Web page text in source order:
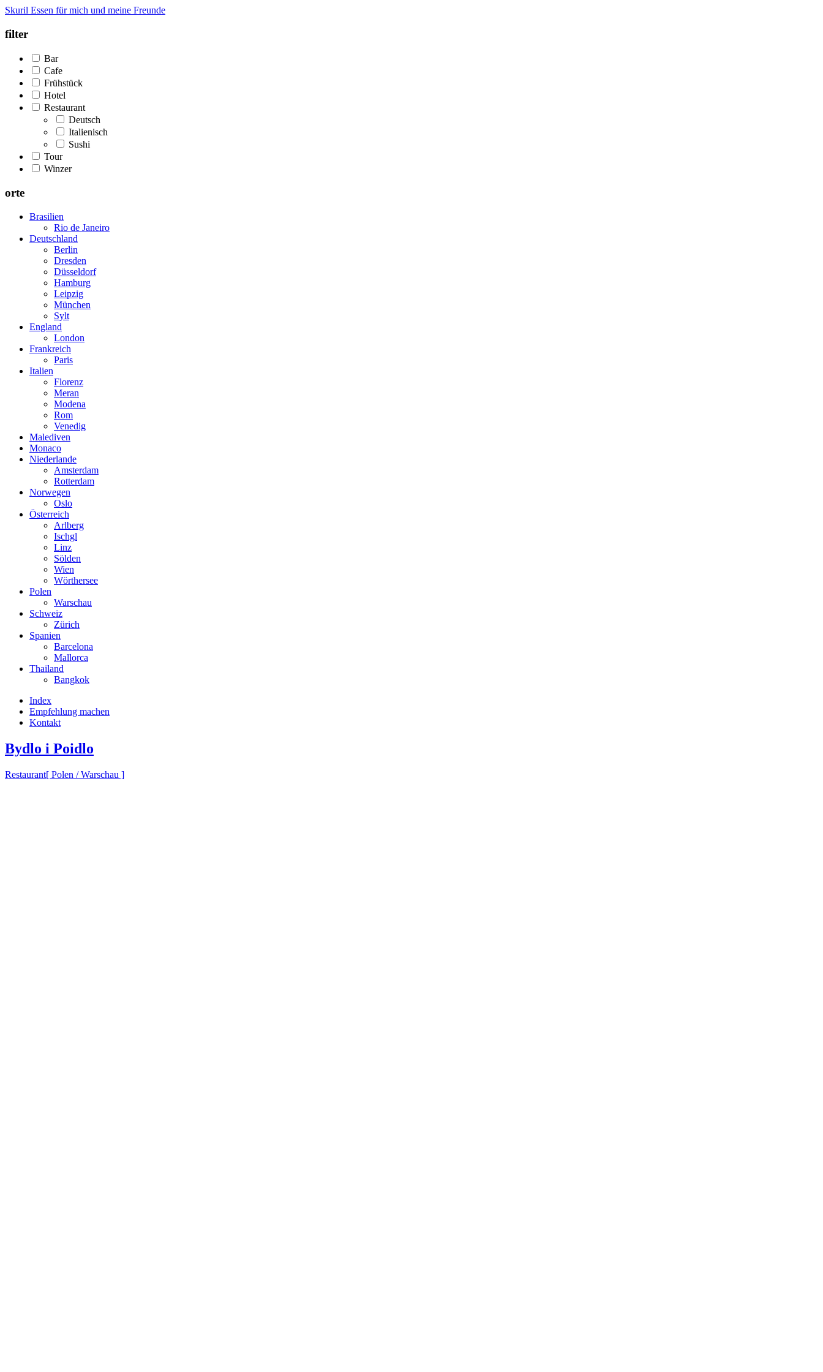
Skuril Essen für mich und meine Freunde
filter
Bar
Cafe
Frühstück
Hotel
Restaurant
Deutsch
Italienisch
Sushi
Tour
Winzer
orte
Brasilien
Rio de Janeiro
Deutschland
Berlin
Dresden
Düsseldorf
Hamburg
Leipzig
München
Sylt
England
London
Frankreich
Paris
Italien
Florenz
Meran
Modena
Rom
Venedig
Malediven
Monaco
Niederlande
Amsterdam
Rotterdam
Norwegen
Oslo
Österreich
Arlberg
Ischgl
Linz
Sölden
Wien
Wörthersee
Polen
Warschau
Schweiz
Zürich
Spanien
Barcelona
Mallorca
Thailand
Bangkok
Index
Empfehlung machen
Kontakt
Bydlo i Poidlo
Restaurant[ Polen / Warschau ]